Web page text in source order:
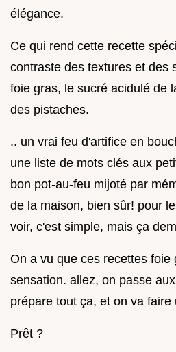
élégance.
Ce qui rend cette recette
contraste des textures et des
foie gras, le sucré acidulé de
des pistaches.
.. un vrai feu d'artifice en
une liste de mots clés aux
bon pot-au-feu mijoté par
de la maison, bien sûr! pour
voir, c'est simple, mais ça
On a vu que ces recettes foie
sensation. allez, on passe
prépare tout ça, et on va
Prêt ?